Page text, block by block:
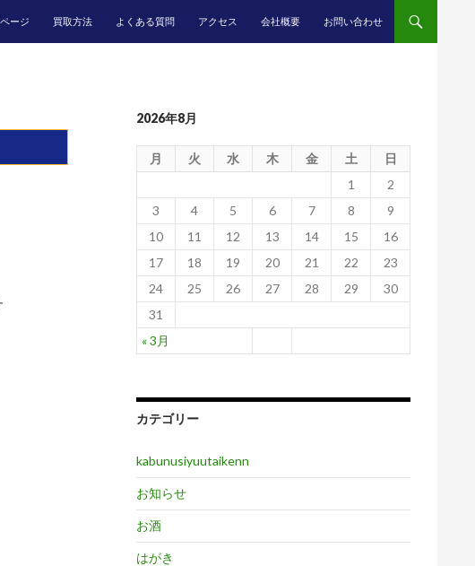
ージ
買取方法 よくある質問 アクセス 会社概要 お問い合わせ
2026年8月
月 火 水 木 金 土 日
« 3月
1
2
3
4 5 6 7 8
9
10
11 12 13 14 15
16
17
18 19 20 21 22
23
24
25 26 27 28 29
30
31
カテゴリー
kabunusiyuutaikenn
お知らせ
お酒
はがき